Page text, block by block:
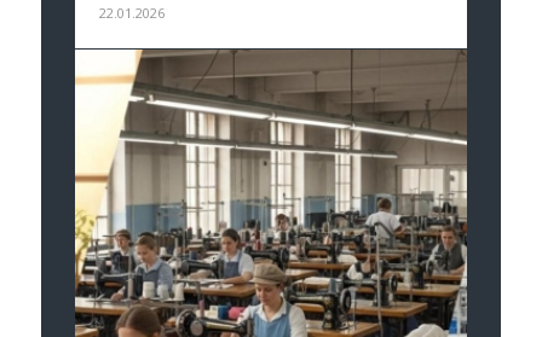
22.01.2026